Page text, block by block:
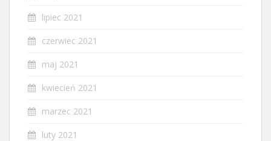
lipiec 2021
czerwiec 2021
maj 2021
kwiecień 2021
marzec 2021
luty 2021